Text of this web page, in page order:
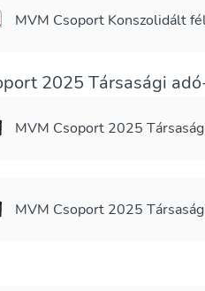
MVM Csoport Konszolidált
2025 Társasági
MVM Csoport 2025
MVM Csoport 2025